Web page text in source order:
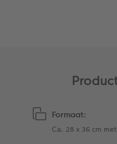
Formaat:
Ca. 28 x 36 cm